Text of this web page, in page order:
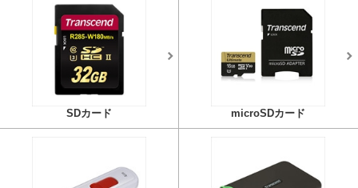
SDカード microSDカード